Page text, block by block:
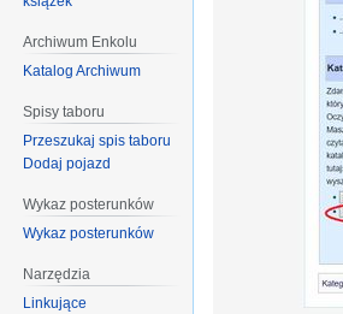
Archiwum Enkolu
Katalog Archiwum
Spisy taboru
Przeszukaj spis taboru
Dodaj pojazd
Wykaz posterunków
Wykaz posterunków
Narzędzia
Linkujące